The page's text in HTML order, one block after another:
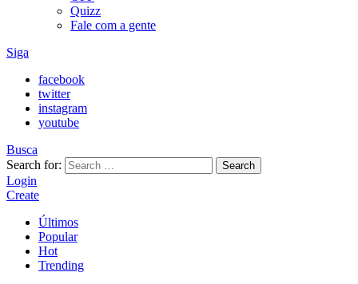
Quizz
Fale com a gente
Siga
facebook
twitter
instagram
youtube
Busca
Search for:
Search
Login
Create
Últimos
Popular
Hot
Trending